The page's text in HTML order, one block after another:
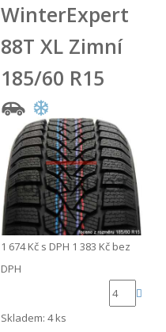
WinterExpert
88T XL Zimní
185/60 R15
1 674 Kč s DPH 1 383 Kč bez
DPH
Skladem: 4 ks